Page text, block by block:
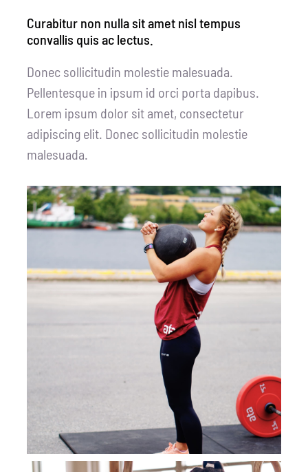
Curabitur non nulla sit amet nisl tempus
convallis quis ac lectus.
Donec sollicitudin molestie malesuada.
Pellentesque in ipsum id orci porta dapibus.
Lorem ipsum dolor sit amet, consectetur
adipiscing elit. Donec sollicitudin molestie
malesuada.